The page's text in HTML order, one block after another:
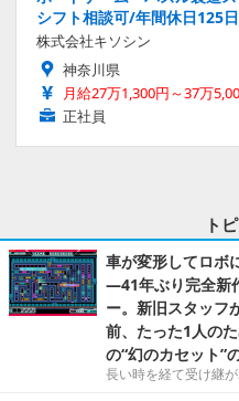
シフト相談可/年間休日125
株式会社キソシン
神奈川県
月給27万1,300円～37万
正社員
ト
車が変形してロボ
―41年ぶり完全新
ー。新旧スタッフ
前、たった1人の
の“幻のカセット”
長い時を経て受け継